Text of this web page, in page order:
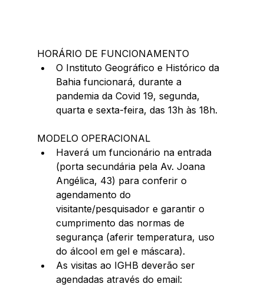
HORÁRIO DE FUNCIONAMENTO
O Instituto Geográfico e Histórico da
Bahia funcionará, durante a
pandemia da Covid 19, segunda,
quarta e sexta-feira, das 13h às 18h.
MODELO OPERACIONAL
Haverá um funcionário na entrada
(porta secundária pela Av. Joana
Angélica, 43) para conferir o
agendamento do
visitante/pesquisador e garantir o
cumprimento das normas de
segurança (aferir temperatura, uso
do álcool em gel e máscara).
As visitas ao IGHB deverão ser
agendadas através do email: